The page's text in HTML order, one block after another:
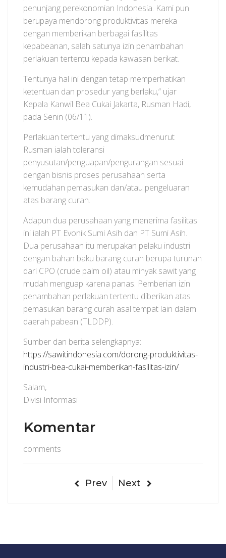
penunjang perekonomian Indonesia. Kami pun
berupaya mendorong produktivitas mereka
dengan memberikan berbagai fasilitas
kepabeanan, salah satunya izin penambahan
perlakuan tertentu kepada kawasan berikat.
Tentunya hal ini dengan tetap memperhatikan
ketentuan dan prosedur yang berlaku,” ujar
Kepala Kanwil Bea Cukai Jakarta, Rusman Hadi,
pada Senin (06/11).
Perlakuan tertentu yang dimaksudmenurut
Rusman ialah toleransi
penyusutan/penguapan/pengurangan sesuai
dengan bisnis proses perusahaan serta
kemudahan pemasukan dan/atau pengeluaran
atas barang curah.
Adapun dua perusahaan yang menerima fasilitas
ini ialah PT Evonik Sumi Asih dan PT Sumi Asih.
Dua perusahaan itu merupakan pelaku industri
dengan bahan baku barang curah berupa turunan
dari CPO (crude palm oil) atau minyak sawit yang
mudah menguap karena panas. Pemberian izin
penambahan perlakuan tertentu diberikan atas
pemasukan barang curah asal tempat lain dalam
daerah pabean (TLDDP).
Sumber dan berita selengkapnya:
https://sawitindonesia.com/dorong-produktivitas-
industri-bea-cukai-memberikan-fasilitas-izin/
Salam,
Divisi Informasi
Komentar
comments
Prev Next